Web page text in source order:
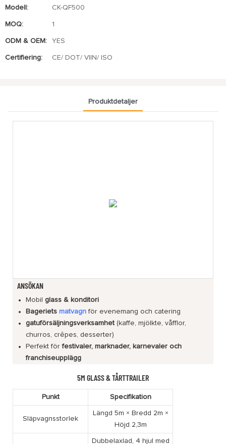
Modell: CK-QF500
MOQ: 1
ODM & OEM: YES
Certifiering: CE/ DOT/ VIIN/ ISO
Produktdetaljer
ANSÖKAN
Mobil glass & konditori
Bageriets matvagnför evenemang och catering
gatuförsäljningsverksamhet (kaffe, mjölkte, våfflor,
churros, crêpes, desserter)
Perfekt förfestivaler, marknader, karnevaler och
franchiseupplägg
5M GLASS & TÅRTTRAILER
Punkt Specifikation
Släpvagnsstorlek
Längd 5m × Bredd 2m ×
Höjd 2,3m
Dubbelaxlad, 4 hjul med